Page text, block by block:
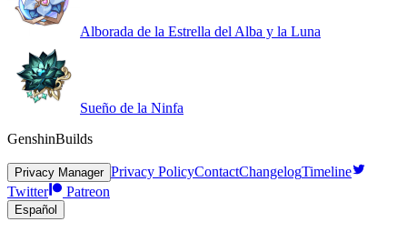
Alborada de la Estrella del Alba y la Luna
Sueño de la Ninfa
GenshinBuilds
Privacy Manager Privacy PolicyContactChangelogTimeline
Twitter
Patreon
Español